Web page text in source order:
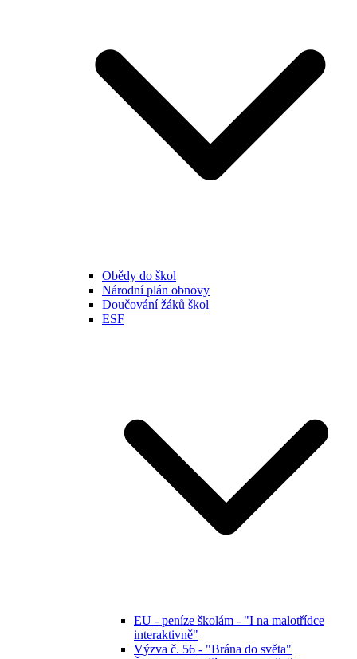
Obědy do škol
Národní plán obnovy
Doučování žáků škol
ESF
EU - peníze školám - "I na malotřídce
interaktivně"
Výzva č. 56 - "Brána do světa"